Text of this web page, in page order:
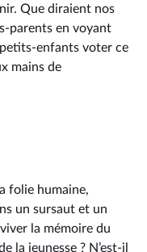
Que diraient nos
parents en voyant
enfants voter ce
mains de
folie humaine,
un sursaut et un
la mémoire du
la jeunesse ? N’est-il